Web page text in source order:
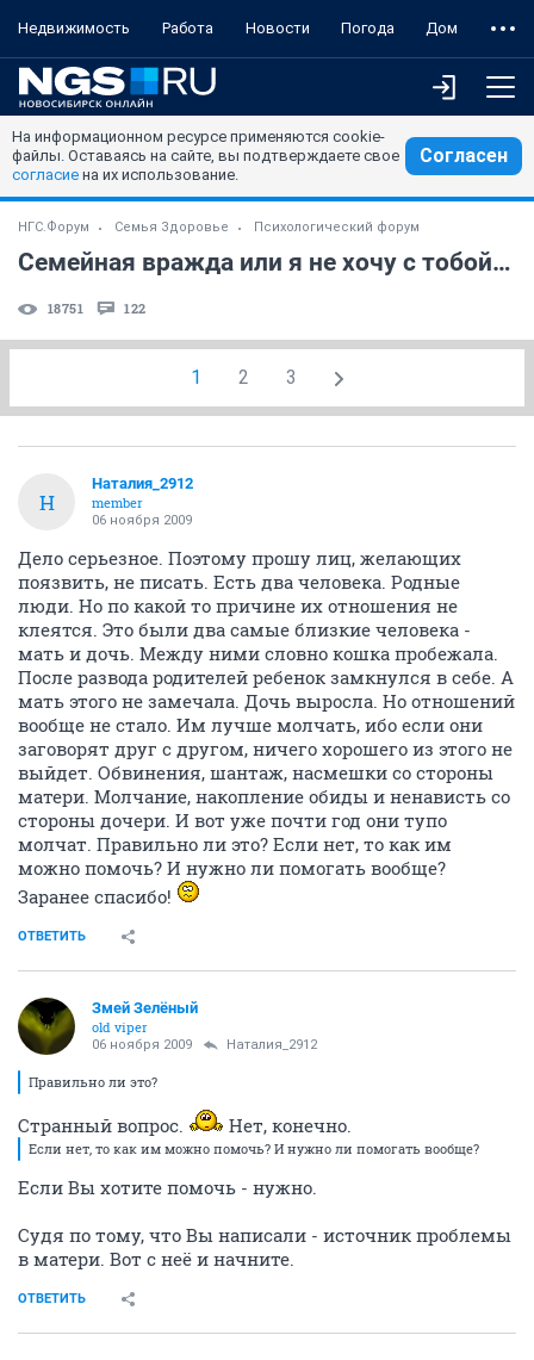
Недвижимость Работа Новости Погода Дом
На информационном ресурсе применяются cookie-
файлы. Оставаясь на сайте, вы подтверждаете свое
согласие на их использование.
Согласен
НГС.Форум Семья Здоровье Психологический форум
Семейная вражда или я не хочу с тобой общаться.
18751 122
1 2 3
Н
Наталия_2912
member
06 ноября 2009
Дело серьезное. Поэтому прошу лиц, желающих
поязвить, не писать. Есть два человека. Родные
люди. Но по какой то причине их отношения не
клеятся. Это были два самые близкие человека -
мать и дочь. Между ними словно кошка пробежала.
После развода родителей ребенок замкнулся в себе. А
мать этого не замечала. Дочь выросла. Но отношений
вообще не стало. Им лучше молчать, ибо если они
заговорят друг с другом, ничего хорошего из этого не
выйдет. Обвинения, шантаж, насмешки со стороны
матери. Молчание, накопление обиды и ненависть со
стороны дочери. И вот уже почти год они тупо
молчат. Правильно ли это? Если нет, то как им
можно помочь? И нужно ли помогать вообще?
Заранее спасибо!
ОТВЕТИТЬ
Змей Зелёный
old viper
06 ноября 2009 Наталия_2912
Правильно ли это?
Странный вопрос. Нет, конечно.
Если нет, то как им можно помочь? И нужно ли помогать вообще?
Если Вы хотите помочь - нужно.
Судя по тому, что Вы написали - источник проблемы
в матери. Вот с неё и начните.
ОТВЕТИТЬ